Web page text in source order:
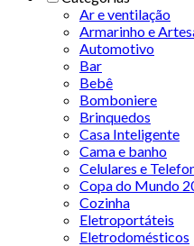
Ar e ventilação
Armarinho e
Automotivo
Bar
Bebê
Bomboniere
Brinquedos
Casa Inteligente
Cama e banho
Celulares e
Copa do Mundo
Cozinha
Eletroportáteis
Eletrodomésticos